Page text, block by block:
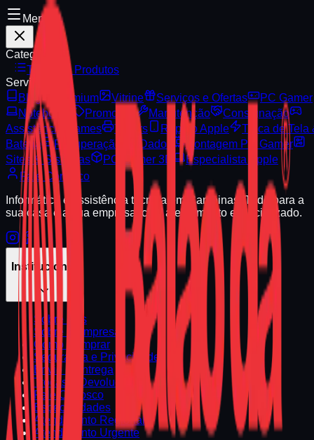
Menu
Categorias
Todos os Produtos
Serviços
Blog
Premium Vitrine Serviços e Ofertas
PC Gamer
Notebooks
Promoção Manutenção
Consignação
Assistência Games
Toners Reparo Apple
Troca de Tela
Bateria
Recuperação de Dados
Montagem PC Gamer
Sites & Sistemas
PC Gamer 3D
Especialista Apple
Fale Conosco
Informática e assistência técnica em Campinas. Tudo para a
sua casa e a sua empresa, com atendimento especializado.
Institucional
Sobre Nós
Sobre a Empresa
Como Comprar
Segurança e Privacidade
Envio e Entrega
Trocas e Devoluções
Fale Conosco
Especialidades
Atendimento Regional
Atendimento Urgente